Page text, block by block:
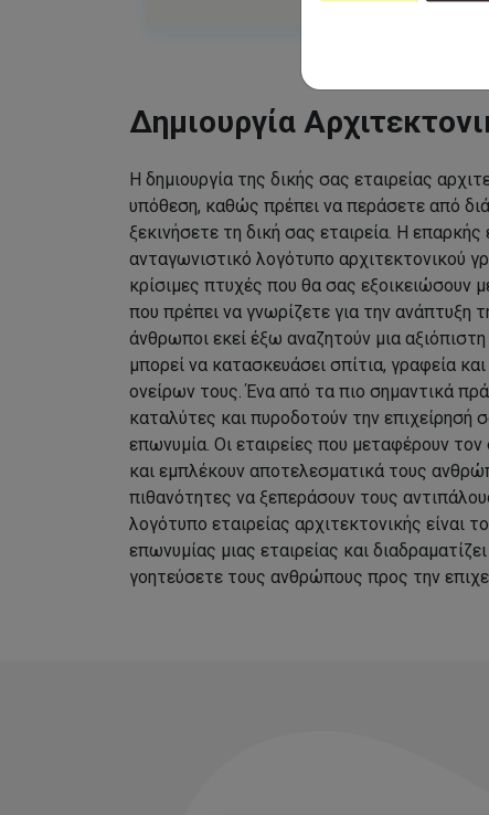
Δημιουργία
Η δημιουργία της δικής σας εταιρείας
υπόθεση, καθώς πρέπει να περάσετε από
ξεκινήσετε τη δική σας εταιρεία. Η επαρκής
ανταγωνιστικό λογότυπο αρχιτεκτονικού
κρίσιμες πτυχές που θα σας εξοικειώσουν
που πρέπει να γνωρίζετε για την ανάπτυξη
άνθρωποι εκεί έξω αναζητούν μια
μπορεί να κατασκευάσει σπίτια, γραφεία
ονείρων τους. Ένα από τα πιο σημαντικά
καταλύτες και πυροδοτούν την επιχείρησή
επωνυμία. Οι εταιρείες που μεταφέρουν
και εμπλέκουν αποτελεσματικά τους
πιθανότητες να ξεπεράσουν τους
λογότυπο εταιρείας αρχιτεκτονικής είναι
επωνυμίας μιας εταιρείας και
γοητεύσετε τους ανθρώπους προς την